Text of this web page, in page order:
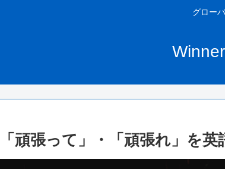
グロー
頑張って」・「頑張れ」を英